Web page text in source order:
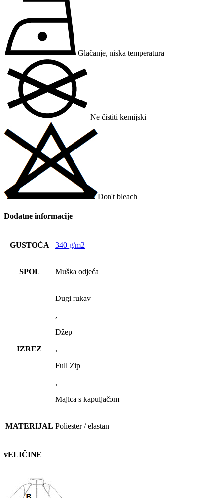
Glačanje, niska temperatura
Ne čistiti kemijski
Don't bleach
Dodatne informacije
GUSTOĆA 340 g/m2
SPOL Muška odjeća
IZREZ
Dugi rukav
,
Džep
,
Full Zip
,
Majica s kapuljačom
MATERIJAL Poliester / elastan
vELIČINE